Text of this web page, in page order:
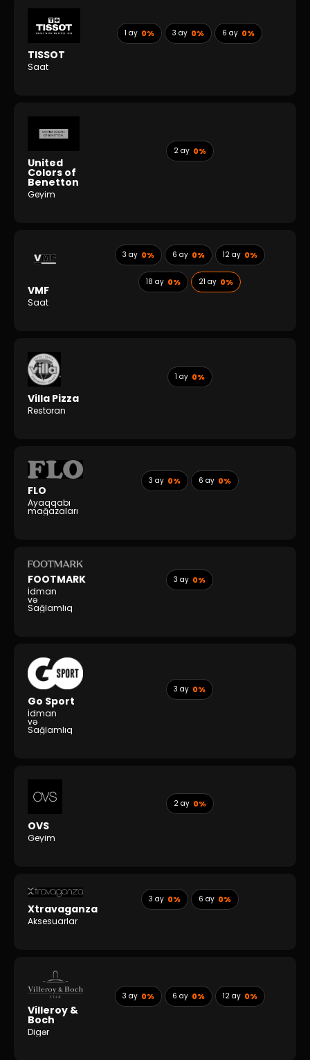
TISSOT
Saat
1 ay 0% 3 ay 0% 6 ay 0%
United
Colors of
Benetton
Geyim
2 ay 0%
VMF
Saat
3 ay 0% 6 ay 0% 12 ay 0%
18 ay 0% 21 ay 0%
Villa Pizza
Restoran
1 ay 0%
FLO
Ayaqqabı
mağazaları
3 ay 0% 6 ay 0%
FOOTMARK
İdman
və
Sağlamlıq
3 ay 0%
Go Sport
İdman
və
Sağlamlıq
3 ay 0%
OVS
Geyim
2 ay 0%
Xtravaganza
Aksesuarlar
3 ay 0% 6 ay 0%
Villeroy &
Boch
Digər
3 ay 0% 6 ay 0% 12 ay 0%